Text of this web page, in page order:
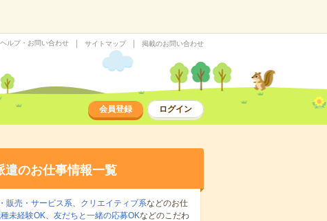
ヘルプ・お問い合わせ サイトマップ 掲載のお問い合わせ
会員登録 ログイン
遣のお仕事情報一覧
販売・サービス系、 クリエイティブ系などのお仕
未経験OK、 友だちと一緒の応募OKなどのこだわ